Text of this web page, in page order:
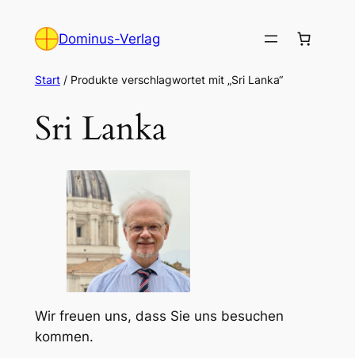
Inhalt
Dominus-Verlag
Start/ Produkte verschlagwortet mit „Sri Lanka“
Sri Lanka
Wir freuen uns, dass Sie uns besuchen
kommen.